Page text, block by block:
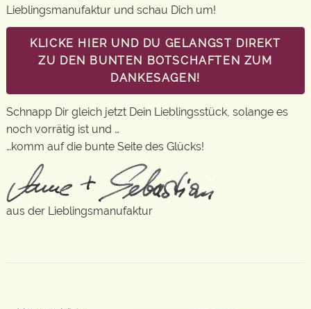
Lieblingsmanufaktur und schau Dich um!
KLICKE HIER UND DU GELANGST DIREKT
ZU DEN BUNTEN BOTSCHAFTEN ZUM
DANKESAGEN!
Schnapp Dir gleich jetzt Dein Lieblingsstück, solange es
noch vorrätig ist und …
…komm auf die bunte Seite des Glücks!
aus der Lieblingsmanufaktur